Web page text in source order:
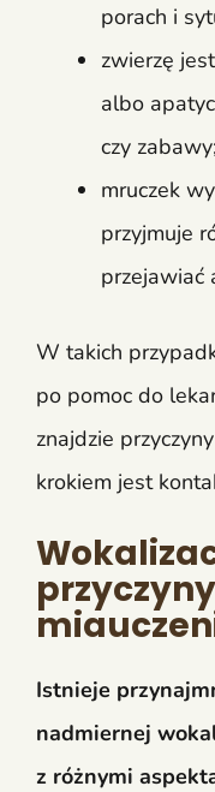
porach i
zwierzę
albo
czy zabawy;
mruczek
przyjmuje
przejawiać
W takich
po pomoc do
znajdzie
krokiem jest
Istnieje
nadmiernej
z różnymi